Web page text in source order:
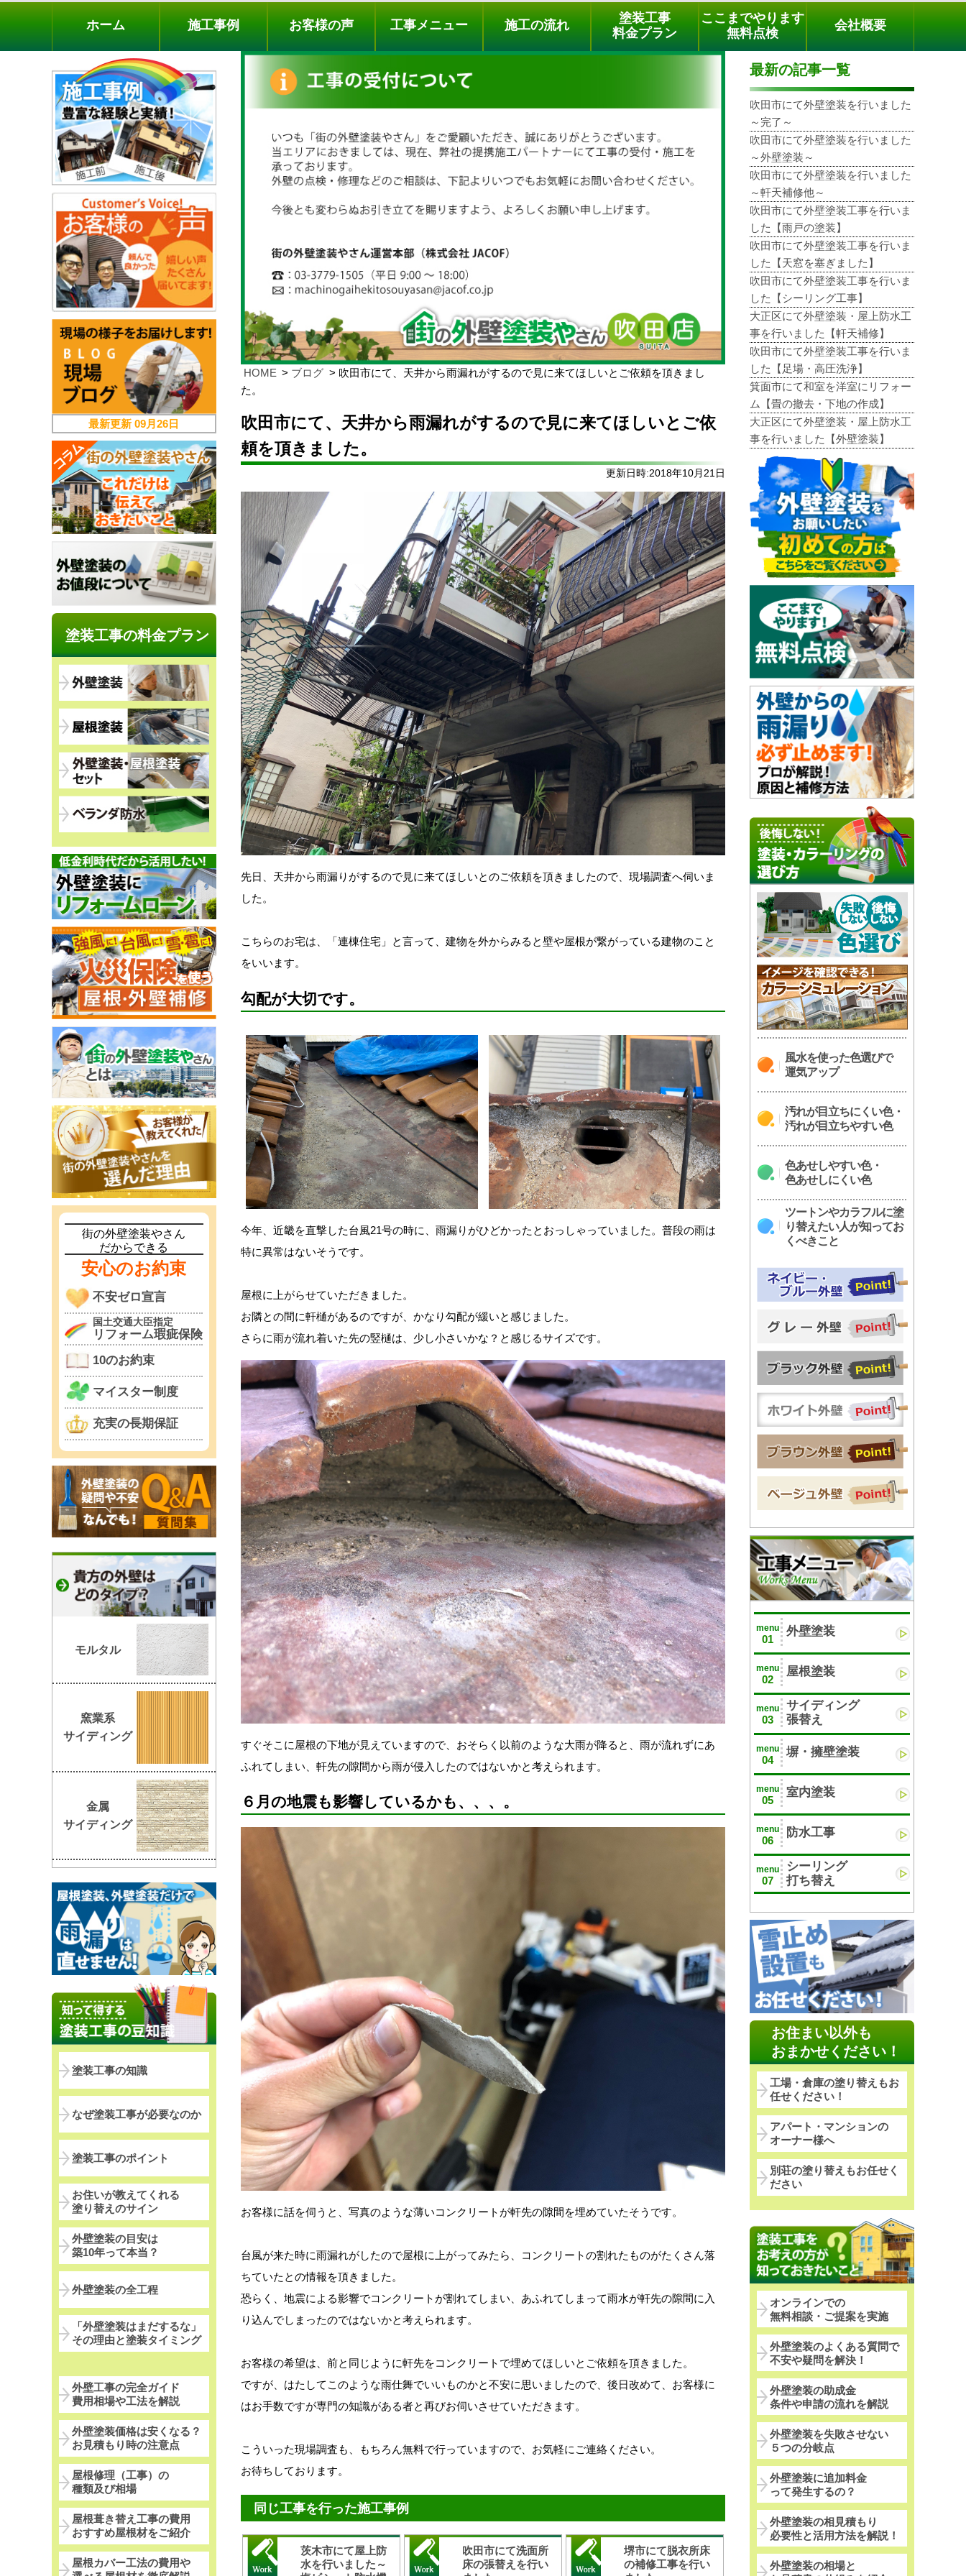
料金プラン 無料点検
電話でのご相談
[9時～18時まで受付中]
phone
ホーム 施工事例 お客様の声 工事メニュー 施工の流れ
塗装工事
料金プラン
ここまでやります
無料点検
会社概要
HOME ブログ
吹田市にて、天井から雨漏れがするので見に来てほしいとご依頼を頂きまし
た。
吹田市にて、天井から雨漏れがするので見に来てほしいとご依
頼を頂きました。
更新日時:2018年10月21日
先日、天井から雨漏りがするので見に来てほしいとのご依頼を頂きましたので、現場調査へ伺いま
した。
こちらのお宅は、「連棟住宅」と言って、建物を外からみると壁や屋根が繋がっている建物のこと
をいいます。
勾配が大切です。
今年、近畿を直撃した台風21号の時に、雨漏りがひどかったとおっしゃっていました。普段の雨は
特に異常はないそうです。
屋根に上がらせていただきました。
お隣との間に軒樋があるのですが、かなり勾配が緩いと感じました。
さらに雨が流れ着いた先の竪樋は、少し小さいかな？と感じるサイズです。
すぐそこに屋根の下地が見えていますので、おそらく以前のような大雨が降ると、雨が流れずにあ
ふれてしまい、軒先の隙間から雨が侵入したのではないかと考えられます。
６月の地震も影響しているかも、、、。
お客様に話を伺うと、写真のような薄いコンクリートが軒先の隙間を埋めていたそうです。
台風が来た時に雨漏れがしたので屋根に上がってみたら、コンクリートの割れたものがたくさん落
ちていたとの情報を頂きました。
恐らく、地震による影響でコンクリートが割れてしまい、あふれてしまって雨水が軒先の隙間に入
り込んでしまったのではないかと考えられます。
お客様の希望は、前と同じように軒先をコンクリートで埋めてほしいとご依頼を頂きました。
ですが、はたしてこのような雨仕舞でいいものかと不安に思いましたので、後日改めて、お客様に
はお手数ですが専門の知識がある者と再びお伺いさせていただきます。
こういった現場調査も、もちろん無料で行っていますので、お気軽にご連絡ください。
お待ちしております。
同じ工事を行った施工事例
茨木市にて屋上防
水を行いました～
吹田市にて洗面所
床の張替えを行い
堺市にて脱衣所床
の補修工事を行い
最新の記事一覧
吹田市にて外壁塗装を行いました
～完了～
吹田市にて外壁塗装を行いました
～外壁塗装～
吹田市にて外壁塗装を行いました
～軒天補修他～
吹田市にて外壁塗装工事を行いま
した【雨戸の塗装】
吹田市にて外壁塗装工事を行いま
した【天窓を塞ぎました】
吹田市にて外壁塗装工事を行いま
した【シーリング工事】
大正区にて外壁塗装・屋上防水工
事を行いました【軒天補修】
吹田市にて外壁塗装工事を行いま
した【足場・高圧洗浄】
箕面市にて和室を洋室にリフォー
ム【畳の撤去・下地の作成】
大正区にて外壁塗装・屋上防水工
事を行いました【外壁塗装】
風水を使った色選びで
運気アップ
汚れが目立ちにくい色・
汚れが目立ちやすい色
色あせしやすい色・
色あせしにくい色
ツートンやカラフルに塗
り替えたい人が知ってお
くべきこと
menu
01
外壁塗装
menu
02
屋根塗装
menu
03
サイディング
張替え
menu
04
塀・擁壁塗装
menu
05
室内塗装
menu
06
防水工事
menu
07
シーリング
打ち替え
お住まい以外も
おまかせください！
工場・倉庫の塗り替えもお
任せください！
アパート・マンションの
オーナー様へ
別荘の塗り替えもお任せく
ださい
オンラインでの
無料相談・ご提案を実施
外壁塗装のよくある質問で
不安や疑問を解決！
外壁塗装の助成金
条件や申請の流れを解説
外壁塗装を失敗させない
５つの分岐点
外壁塗装に追加料金
って発生するの？
外壁塗装の相見積もり
必要性と活用方法を解説！
外壁塗装の相場と
最新更新09月26日
塗装工事の料金プラン
街の外壁塗装やさん
だからできる
安心のお約束
不安ゼロ宣言
国土交通大臣指定
リフォーム瑕疵保険
10のお約束
マイスター制度
充実の長期保証
モルタル
窯業系
サイディング
金属
サイディング
塗装工事の知識
なぜ塗装工事が必要なのか
塗装工事のポイント
お住いが教えてくれる
塗り替えのサイン
外壁塗装の目安は
築10年って本当？
外壁塗装の全工程
「外壁塗装はまだするな」
その理由と塗装タイミング
外壁工事の完全ガイド
費用相場や工法を解説
外壁塗装価格は安くなる？
お見積もり時の注意点
屋根修理（工事）の
種類及び相場
屋根葺き替え工事の費用
おすすめ屋根材をご紹介
屋根カバー工法の費用や